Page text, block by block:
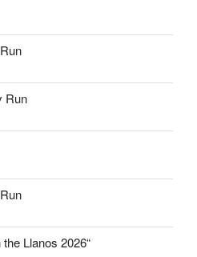
Run
Llanos 2026“